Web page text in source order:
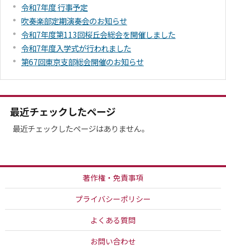
令和7年度 行事予定
吹奏楽部定期演奏会のお知らせ
令和7年度第113回桜丘会総会を開催しました
令和7年度入学式が行われました
第67回東京支部総会開催のお知らせ
最近チェックしたページ
最近チェックしたページはありません。
著作権・免責事項
プライバシーポリシー
よくある質問
お問い合わせ